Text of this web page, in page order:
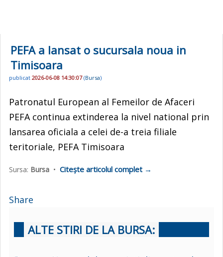
PEFA a lansat o sucursala noua in
Timisoara
publicat 2026-06-08 14:30:07(Bursa)
Patronatul European al Femeilor de Afaceri
PEFA continua extinderea la nivel national prin
lansarea oficiala a celei de-a treia filiale
teritoriale, PEFA Timisoara
Sursa: Bursa • Citește articolul complet →
Share
ALTE STIRI DE LA BURSA: